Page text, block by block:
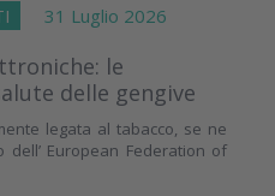
31 Luglio 2026
le
delle gengive
legata al tabacco, se ne
European Federation of